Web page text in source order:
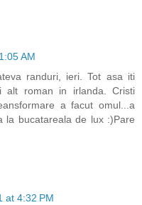
AM
randuri, ieri. Tot asa iti
roman in irlanda. Cristi
a facut omul...a
la bucatareala de lux :)Pare
at 4:32 PM